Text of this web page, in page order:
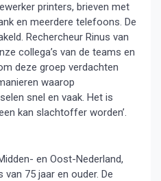
printers, brieven met
en meerdere telefoons. De
Rechercheur Rinus van
collega’s van de teams en
deze groep verdachten
waarop
snel en vaak. Het is
kan slachtoffer worden’.
en Oost-Nederland,
75 jaar en ouder. De